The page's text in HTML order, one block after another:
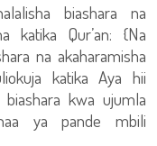
biashara na
katika Qur’an: {Na
na akaharamisha
katika Aya hii
kwa ujumla
ya pande mbili